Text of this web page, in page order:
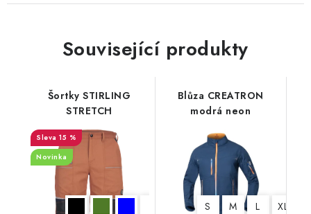
Související produkty
Šortky STIRLING
STRETCH
15 %
Novinka
Blůza CREATRON
modrá neon
S M L XL